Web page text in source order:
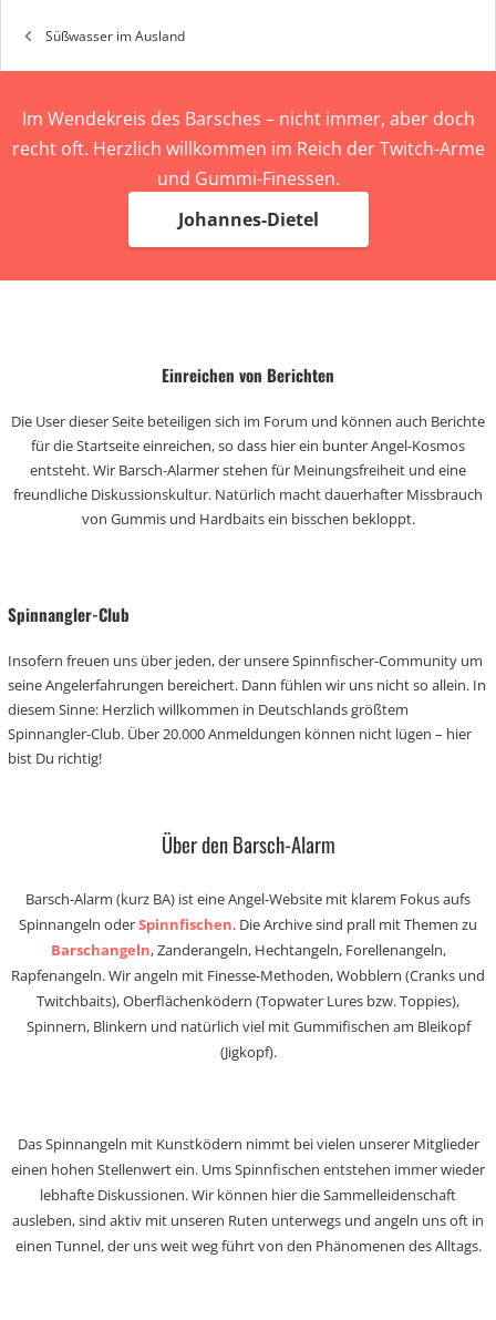
Süßwasser im Ausland
Im Wendekreis des Barsches – nicht immer, aber doch
recht oft. Herzlich willkommen im Reich der Twitch-Arme
und Gummi-Finessen.
Johannes-Dietel
Einreichen von Berichten
Die User dieser Seite beteiligen sich im Forum und können auch Berichte
für die Startseite einreichen, so dass hier ein bunter Angel-Kosmos
entsteht. Wir Barsch-Alarmer stehen für Meinungsfreiheit und eine
freundliche Diskussionskultur. Natürlich macht dauerhafter Missbrauch
von Gummis und Hardbaits ein bisschen bekloppt.
Spinnangler-Club
Insofern freuen uns über jeden, der unsere Spinnfischer-Community um
seine Angelerfahrungen bereichert. Dann fühlen wir uns nicht so allein. In
diesem Sinne: Herzlich willkommen in Deutschlands größtem
Spinnangler-Club. Über 20.000 Anmeldungen können nicht lügen – hier
bist Du richtig!
Über den Barsch-Alarm
Barsch-Alarm (kurz BA) ist eine Angel-Website mit klarem Fokus aufs
Spinnangeln oderSpinnfischen. Die Archive sind prall mit Themen zu
Barschangeln, Zanderangeln, Hechtangeln, Forellenangeln,
Rapfenangeln. Wir angeln mit Finesse-Methoden, Wobblern (Cranks und
Twitchbaits), Oberflächenködern (Topwater Lures bzw. Toppies),
Spinnern, Blinkern und natürlich viel mit Gummifischen am Bleikopf
(Jigkopf).
Das Spinnangeln mit Kunstködern nimmt bei vielen unserer Mitglieder
einen hohen Stellenwert ein. Ums Spinnfischen entstehen immer wieder
lebhafte Diskussionen. Wir können hier die Sammelleidenschaft
ausleben, sind aktiv mit unseren Ruten unterwegs und angeln uns oft in
einen Tunnel, der uns weit weg führt von den Phänomenen des Alltags.